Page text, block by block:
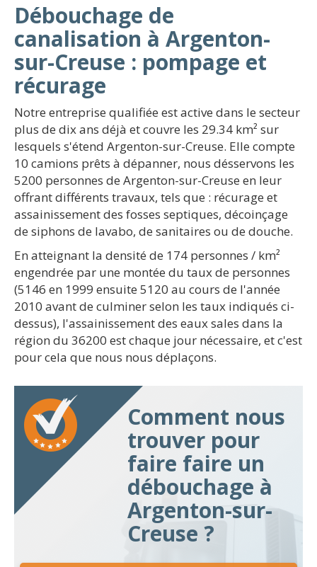
Débouchage de
canalisation à Argenton-
sur-Creuse : pompage et
récurage
Notre entreprise qualifiée est active dans le secteur
plus de dix ans déjà et couvre les 29.34 km² sur
lesquels s'étend Argenton-sur-Creuse. Elle compte
10 camions prêts à dépanner, nous désservons les
5200 personnes de Argenton-sur-Creuse en leur
offrant différents travaux, tels que : récurage et
assainissement des fosses septiques, décoinçage
de siphons de lavabo, de sanitaires ou de douche.
En atteignant la densité de 174 personnes / km²
engendrée par une montée du taux de personnes
(5146 en 1999 ensuite 5120 au cours de l'année
2010 avant de culminer selon les taux indiqués ci-
dessus), l'assainissement des eaux sales dans la
région du 36200 est chaque jour nécessaire, et c'est
pour cela que nous nous déplaçons.
Comment nous
trouver pour
faire faire un
débouchage à
Argenton-sur-
Creuse ?